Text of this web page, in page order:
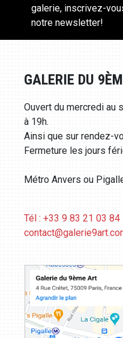
galerie, inscrivez-
notre newsletter!
GALERIE DU
Ouvert du mercredi au
à 19h.
Ainsi que sur rendez-
Fermeture les jours
Métro Anvers ou
Tél : +33 9 83 21 03 84